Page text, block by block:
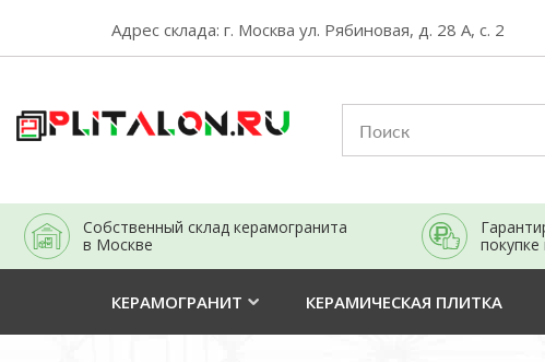
Адрес склада: г. Москва ул. Рябиновая, д. 28 А, с. 2
Собственный склад керамогранита
в Москве
КЕРАМОГРАНИТ КЕРАМИЧЕСКАЯ ПЛИТКА